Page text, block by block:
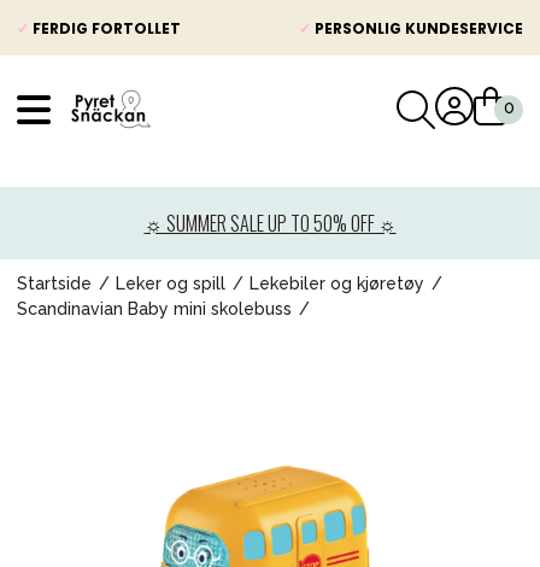
✓ FERDIG FORTOLLET ✓ PERSONLIG KUNDESERVICE
☼ SUMMER SALE UP TO 50% OFF ☼
Startside Leker og spill
Lekebiler og kjøretøy
Scandinavian Baby mini skolebuss
Barnevogner
Bilstol
Mamma & Pappa
Møbler & seng
Tilbehør